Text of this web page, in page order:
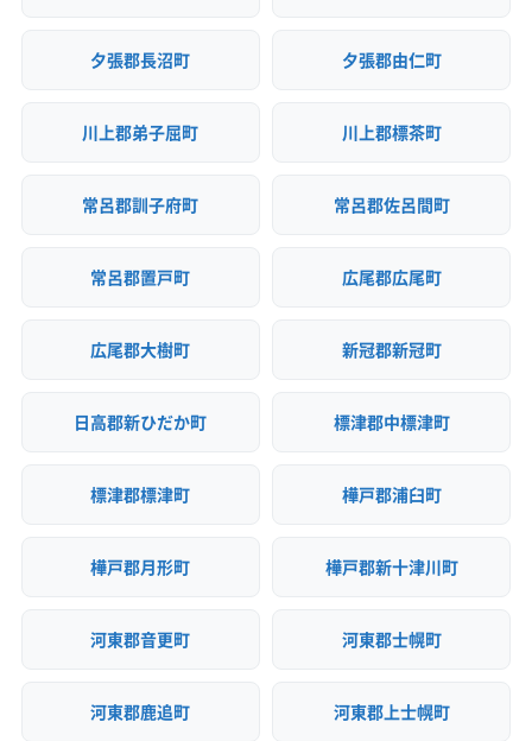
夕張郡長沼町 夕張郡由仁町
川上郡弟子屈町 川上郡標茶町
常呂郡訓子府町 常呂郡佐呂間町
常呂郡置戸町 広尾郡広尾町
広尾郡大樹町 新冠郡新冠町
日高郡新ひだか町 標津郡中標津町
標津郡標津町 樺戸郡浦臼町
樺戸郡月形町 樺戸郡新十津川町
河東郡音更町 河東郡士幌町
河東郡鹿追町 河東郡上士幌町